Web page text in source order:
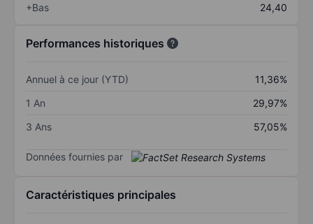
+Bas
24,40
Performances historiques
Annuel à ce jour (YTD)
11,36%
1 An
29,97%
3 Ans
57,05%
Données fournies par
Caractéristiques principales